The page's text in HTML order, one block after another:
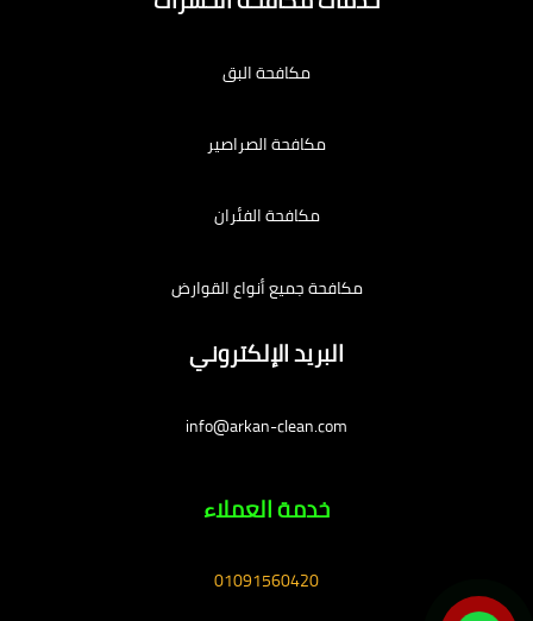
مكافحة البق
مكافحة الصراصير
مكافحة الفئران
مكافحة جميع أنواع القوارض
البريد الإلكتروني
info@arkan-clean.com
خدمة العملاء
01091560420